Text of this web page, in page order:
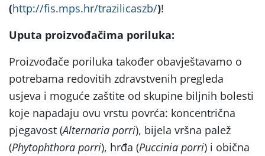
(http://fis.mps.hr/trazilicaszb/)!
Uputa proizvođačima poriluka:
Proizvođače poriluka također obavještavamo o
potrebama redovitih zdravstvenih pregleda
usjeva i moguće zaštite od skupine biljnih bolesti
koje napadaju ovu vrstu povrća: koncentrična
pjegavost (Alternaria porri), bijela vršna palež
(Phytophthora porri), hrđa (Puccinia porri) i obična